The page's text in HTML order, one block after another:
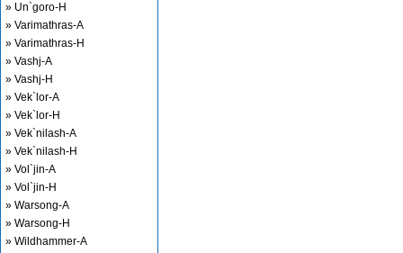
» Un`goro-H
» Varimathras-A
» Varimathras-H
» Vashj-A
» Vashj-H
» Vek`lor-A
» Vek`lor-H
» Vek`nilash-A
» Vek`nilash-H
» Vol`jin-A
» Vol`jin-H
» Warsong-A
» Warsong-H
» Wildhammer-A